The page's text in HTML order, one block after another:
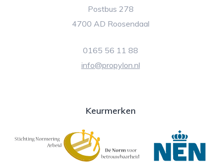
Postbus 278
4700 AD Roosendaal
0165 56 11 88
info@propylon.nl
Keurmerken